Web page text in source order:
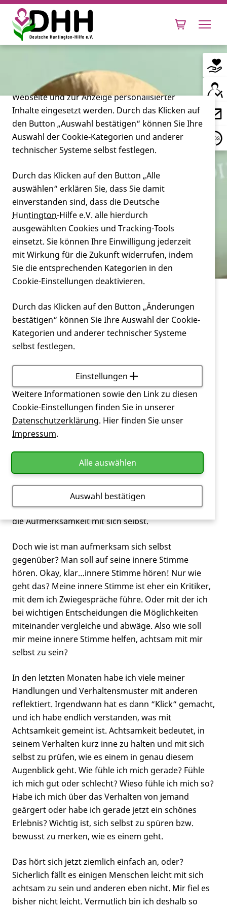
Leben mit Huntington
Forschung
Miteinander
Verein
Service
Achtsamkeit und ich
Achtsamkeit und ich
In den letzten Jahren hat das Thema Achtsamkeit
immer mehr Bedeutung in unserer Gesellschaft
bekommen. Ich war fast vierzig Jahre lang der festen
Überzeugung, dass ich ein sehr achtsamer Mensch
bin. Ich dachte immer, ich bin ein total achtsamer
Mensch. Schließlich fällt mir unter anderem auch
auf, wenn Kollegen neue Kleidung oder Schuhe
anhaben. Wenn ich in einen Raum komme, dann
nehme ich sehr schnell viele Kleinigkeiten wahr.
Wenn ich draußen in der Natur unterwegs bin, dann
fallen mir oftmals Veränderungen auf, die seit dem
beschrieben habe, beschreibt allerdings den Begriff
der Aufmerksamkeit. Achtsamkeit bedeutet jedoch,
die Aufmerksamkeit mit sich selbst.
Doch wie ist man aufmerksam sich selbst
gegenüber? Man soll auf seine innere Stimme
hören. Okay, klar…innere Stimme hören! Nur wie
geht das? Meine innere Stimme ist eher ein Kritiker,
mit dem ich Zwiegespräche führe. Oder mit der ich
bei wichtigen Entscheidungen die Möglichkeiten
miteinander vergleiche und abwäge. Also wie soll
mir meine innere Stimme helfen, achtsam mit mir
selbst zu sein?
In den letzten Monaten habe ich viele meiner
Handlungen und Verhaltensmuster mit anderen
reflektiert. Irgendwann hat es dann “Klick“ gemacht,
und ich habe endlich verstanden, was mit
Achtsamkeit gemeint ist. Achtsamkeit bedeutet, in
seinem Verhalten kurz inne zu halten und mit sich
selbst zu prüfen, wie es einem in genau diesem
Augenblick geht. Wie fühle ich mich gerade? Fühle
ich mich gut oder schlecht? Wieso fühle ich mich so?
Habe ich mich über das Verhalten von jemand
geärgert oder habe ich gerade jetzt ein schönes
Erlebnis? Wichtig ist, sich selbst zu spüren bzw.
bewusst zu merken, wie es einem geht.
Das hört sich jetzt ziemlich einfach an, oder?
Sicherlich fällt es einigen Menschen leicht mit sich
achtsam zu sein und anderen eben nicht. Mir fiel es
bisher nicht leicht. Vermutlich bin ich deshalb so
Cookie-Einstellungen
Diese Webseite setzt verschiedene Cookies und
Tracking-Tools ein. Dies beinhaltet Cookies und
technisch notwendig sind, die zu statistischen
Zwecken sowie zur besseren Bedienbarkeit der
Webseite und zur Anzeige personalisierter
Inhalte eingesetzt werden. Durch das Klicken auf
den Button „Auswahl bestätigen“ können Sie Ihre
Auswahl der Cookie-Kategorien und anderer
technischer Systeme selbst festlegen.
Durch das Klicken auf den Button „Alle
auswählen“ erklären Sie, dass Sie damit
einverstanden sind, dass die Deutsche
Huntington-Hilfe e.V. alle hierdurch
ausgewählten Cookies und Tracking-Tools
einsetzt. Sie können Ihre Einwilligung jederzeit
mit Wirkung für die Zukunft widerrufen, indem
Sie die entsprechenden Kategorien in den
Cookie-Einstellungen deaktivieren.
Durch das Klicken auf den Button „Änderungen
bestätigen“ können Sie Ihre Auswahl der Cookie-
Kategorien und anderer technischer Systeme
selbst festlegen.
Einstellungen
Weitere Informationen sowie den Link zu diesen
Cookie-Einstellungen finden Sie in unserer
Datenschutzerklärung. Hier finden Sie unser
Impressum.
Alle auswählen
Auswahl bestätigen